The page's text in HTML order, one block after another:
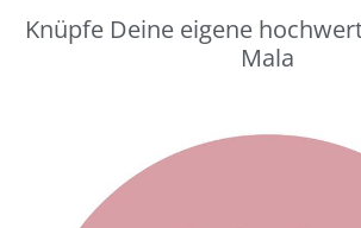
Knüpfe Deine eigene
Mala